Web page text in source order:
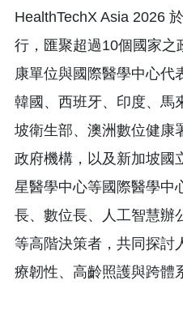
HealthTechX Asia 2026
行，匯聚超過10個國家之
康單位與國際醫學中心代
韓國、西班牙、印度、馬
坡衛生部、澳洲數位健康
政府機構，以及新加坡國
星醫學中心等國際醫學中
長、數位長、人工智慧辦
等高階決策者，共同探討
療韌性、高齡照護與跨體